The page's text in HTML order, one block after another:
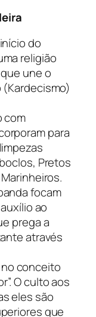
do
religião
une o
com
para
Pretos
focam
ao
prega a
através
conceito
O culto aos
eles são
que